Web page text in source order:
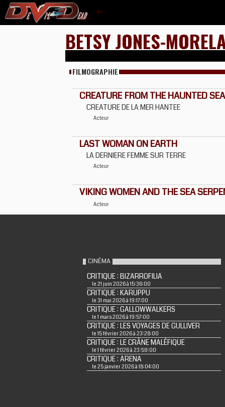
BETSY JONES-
FILMOGRAPHIE
CREATURE FROM THE HAUNTED SEA
CREATURE DE LA MER HANTEE
Acteur
LAST WOMAN ON EARTH
LA DERNIERE FEMME SUR TERRE
Acteur
VIKING WOMEN AND THE SEA
Acteur
CINÉMA
CRITIQUE : BIZARROFILIA
le 21 juin 2026 à 15:36:00
CRITIQUE : KARUPPU
le 31 mai 2026 à 19:17:00
CRITIQUE : GALLOWWALKERS
le 1 mars 2026 à 19:57:00
CRITIQUE : LES VOYAGES DE GULLIVER
le 15 février 2026 à 23:28:00
CRITIQUE : LE CRÂNE MALÉFIQUE
le 1 février 2026 à 23:59:00
CRITIQUE : ARENA
le 25 janvier 2026 à 18:04:00